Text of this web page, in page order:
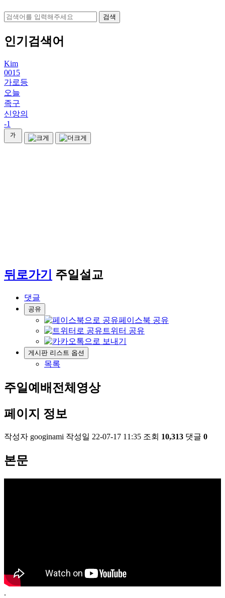
검색
인기검색어
Kim
0015
가로등
오늘
족구
신앙의
-1
뒤로가기 주일설교
댓글
공유
페이스북 공유
트위터 공유
게시판 리스트 옵션
목록
주일예배전체영상
페이지 정보
작성자 googinami 작성일 22-07-17 11:35 조회 10,313 댓글 0
본문
.